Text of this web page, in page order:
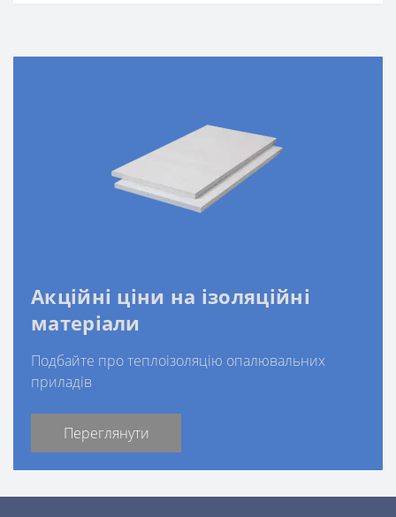
Акційні ціни на ізоляційні
матеріали
Подбайте про теплоізоляцію опалювальних
приладів
Переглянути